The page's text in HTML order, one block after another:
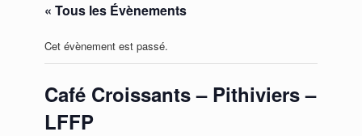
« Tous les Évènements
Cet évènement est passé.
Café Croissants – Pithiviers –
LFFP